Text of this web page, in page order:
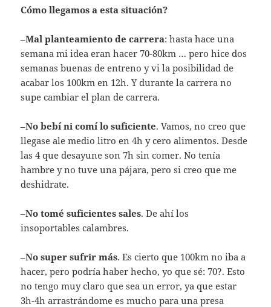
Cómo llegamos a esta situación?
–Mal planteamiento de carrera: hasta hace una
semana mi idea eran hacer 70-80km … pero hice dos
semanas buenas de entreno y vi la posibilidad de
acabar los 100km en 12h. Y durante la carrera no
supe cambiar el plan de carrera.
–No bebí ni comí lo suficiente. Vamos, no creo que
llegase ale medio litro en 4h y cero alimentos. Desde
las 4 que desayune son 7h sin comer. No tenía
hambre y no tuve una pájara, pero si creo que me
deshidrate.
–No tomé suficientes sales. De ahí los
insoportables calambres.
–No super sufrir más. Es cierto que 100km no iba a
hacer, pero podría haber hecho, yo que sé: 70?. Esto
no tengo muy claro que sea un error, ya que estar
3h-4h arrastrándome es mucho para una presa